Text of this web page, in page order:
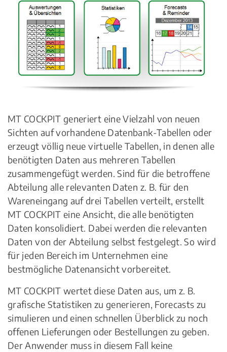
MT COCKPIT generiert eine Vielzahl von neuen
Sichten auf vorhandene Datenbank-Tabellen oder
erzeugt völlig neue virtuelle Tabellen, in denen alle
benötigten Daten aus mehreren Tabellen
zusammengefügt werden. Sind für die betroffene
Abteilung alle relevanten Daten z. B. für den
Wareneingang auf drei Tabellen verteilt, erstellt
MT COCKPIT eine Ansicht, die alle benötigten
Daten konsolidiert. Dabei werden die relevanten
Daten von der Abteilung selbst festgelegt. So wird
für jeden Bereich im Unternehmen eine
bestmögliche Datenansicht vorbereitet.
MT COCKPIT wertet diese Daten aus, um z. B.
grafische Statistiken zu generieren, Forecasts zu
simulieren und einen schnellen Überblick zu noch
offenen Lieferungen oder Bestellungen zu geben.
Der Anwender muss in diesem Fall keine